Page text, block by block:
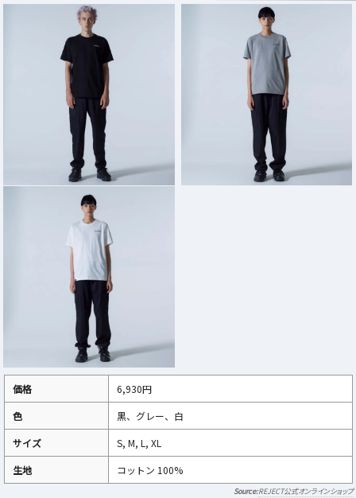
価格
6,930円
色
黒、グレー、白
サイズ
S, M, L, XL
生地
コットン 100%
REJECT公式オンラインショップ